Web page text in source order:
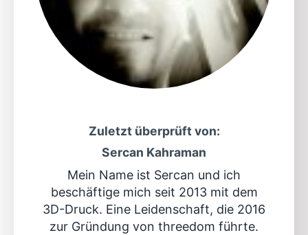
Zuletzt überprüft von:
Sercan Kahraman
Mein Name ist Sercan und ich
beschäftige mich seit 2013 mit dem
3D-Druck. Eine Leidenschaft, die 2016
zur Gründung von threedom führte.